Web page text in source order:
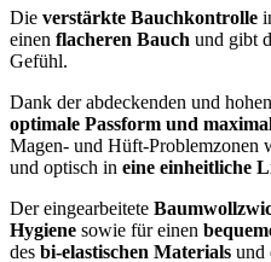
Die verstärkte Bauchkontrolle
einen flacheren Bauch und gibt
Gefühl.
Dank der abdeckenden und
optimale Passform und
Magen- und Hüft-Problemzonen
und optisch in eine einheitliche
Der eingearbeitete
Hygiene sowie für einen
des bi-elastischen Materials und